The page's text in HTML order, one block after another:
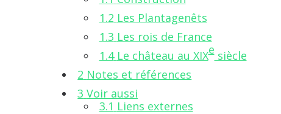
1.2 Les Plantagenêts
1.3 Les rois de France
1.4 Le château au XIXesiècle
2 Notes et références
3 Voir aussi
3.1 Liens externes